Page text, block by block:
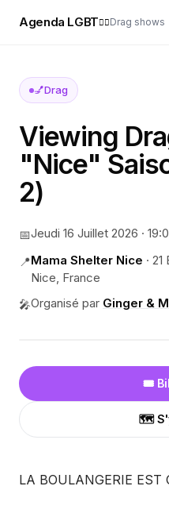
Agenda LGBT🏳️‍🌈Drag shows
💅Drag
Viewing
"Nice"
2)
📅Jeudi 16 Juillet 2026 ·
📍Mama Shelter Nice · 21
Nice, France
🎤Organisé par Ginger &
🎟️
🗺️
LA BOULANGERIE EST